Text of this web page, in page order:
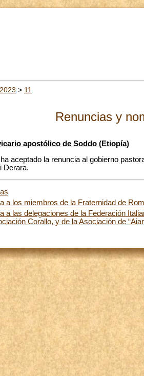
2023 > 11
Renuncias y
apostólico de Soddo (Etiopía)
aceptado la renuncia al gobierno
Derara.
a los miembros de la Fraternidad de
a las delegaciones de la Federación
Corallo, y de la Asociación de